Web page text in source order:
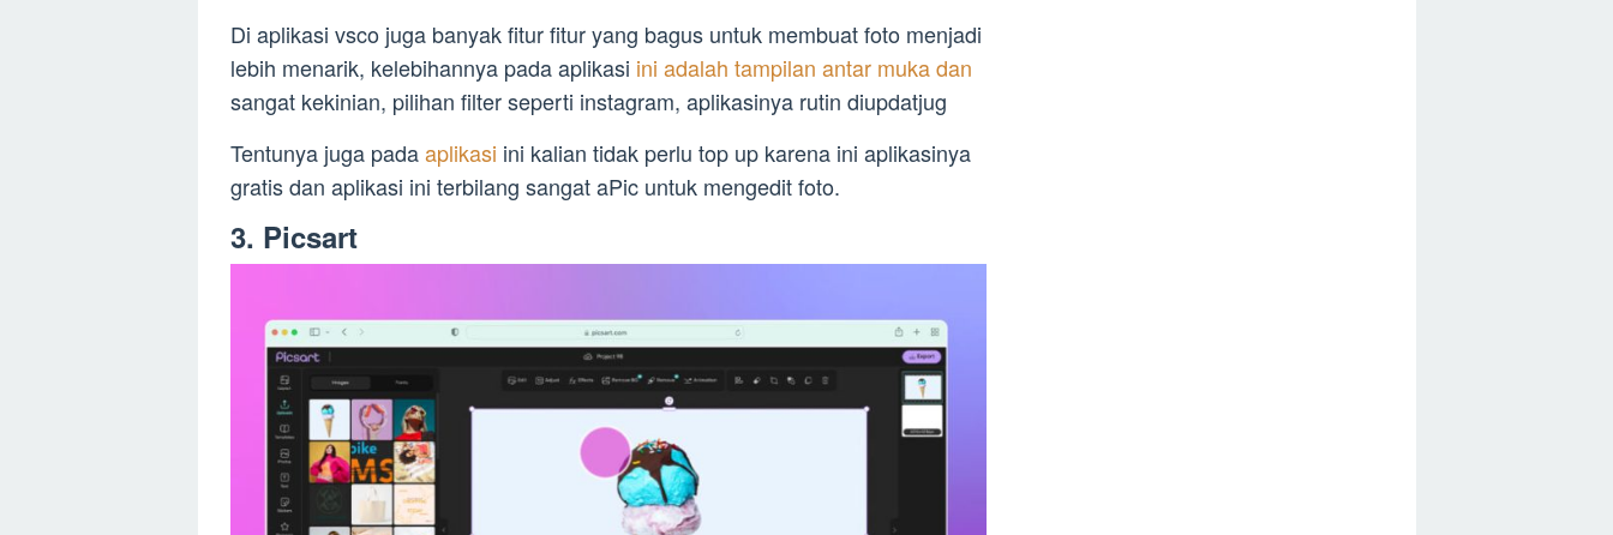
Di aplikasi vsco juga banyak fitur fitur yang bagus untuk membuat foto menjadi
lebih menarik, kelebihannya pada aplikasi ini adalah tampilan antar muka dan
sangat kekinian, pilihan filter seperti instagram, aplikasinya rutin diupdatjug
Tentunya juga padaaplikasi ini kalian tidak perlu top up karena ini aplikasinya
gratis dan aplikasi ini terbilang sangat aPic untuk mengedit foto.
3. Picsart